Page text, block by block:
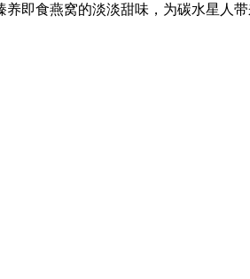
即食燕窝的淡淡甜味，为碳水星人